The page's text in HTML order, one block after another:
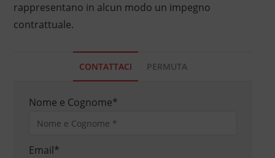
rappresentano in alcun modo un impegno
contrattuale.
CONTATTACI PERMUTA
Nome e Cognome*
Email*